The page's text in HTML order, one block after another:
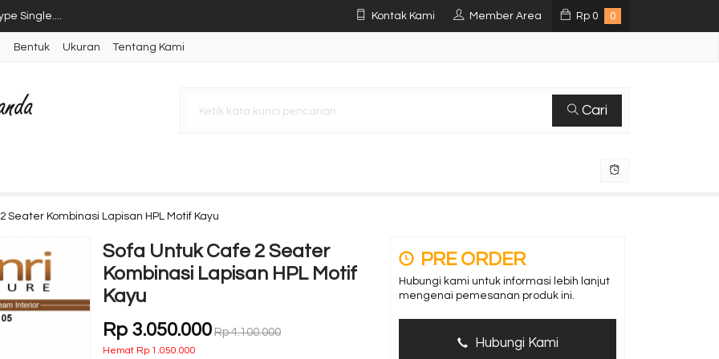
Single....
2 Circle Large....
Kontak Kami Member Area Rp 0 0
Bentuk Ukuran Tentang Kami
Cari
Seater Kombinasi Lapisan HPL Motif Kayu
Sofa Untuk Cafe 2 Seater
Kombinasi Lapisan HPL Motif
Kayu
Rp 3.050.000 Rp 4.100.000
Hemat Rp 1.050.000
PRE ORDER
Hubungi kami untuk informasi lebih lanjut
mengenai pemesanan produk ini.
Hubungi Kami